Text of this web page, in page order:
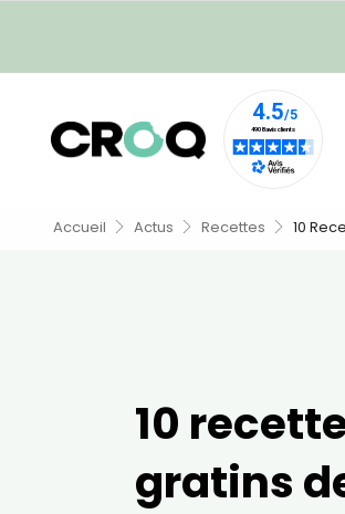
Accueil Actus Recettes 10
10
gratins